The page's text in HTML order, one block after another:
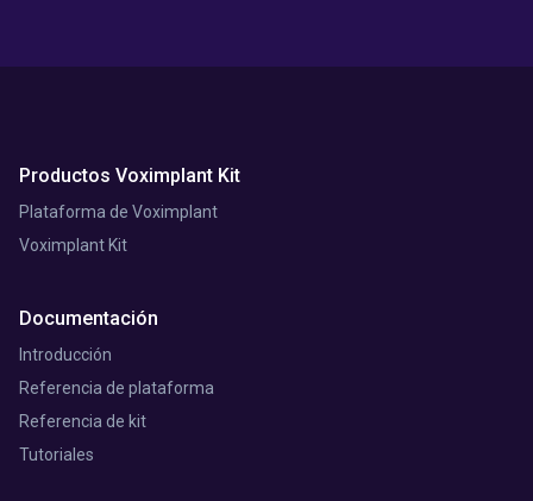
Productos Voximplant Kit
Plataforma de Voximplant
Voximplant Kit
Documentación
Introducción
Referencia de plataforma
Referencia de kit
Tutoriales